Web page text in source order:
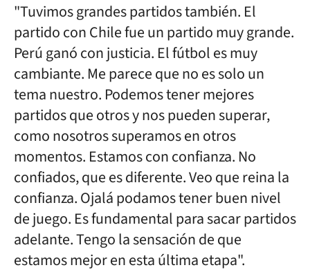
"Tuvimos grandes partidos también. El
partido con Chile fue un partido muy grande.
Perú ganó con justicia. El fútbol es muy
cambiante. Me parece que no es solo un
tema nuestro. Podemos tener mejores
partidos que otros y nos pueden superar,
como nosotros superamos en otros
momentos. Estamos con confianza. No
confiados, que es diferente. Veo que reina la
confianza. Ojalá podamos tener buen nivel
de juego. Es fundamental para sacar partidos
adelante. Tengo la sensación de que
estamos mejor en esta última etapa".